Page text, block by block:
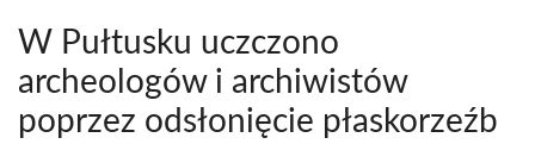
W Pułtusku uczczono
archeologów i archiwistów
poprzez odsłonięcie płaskorzeźb